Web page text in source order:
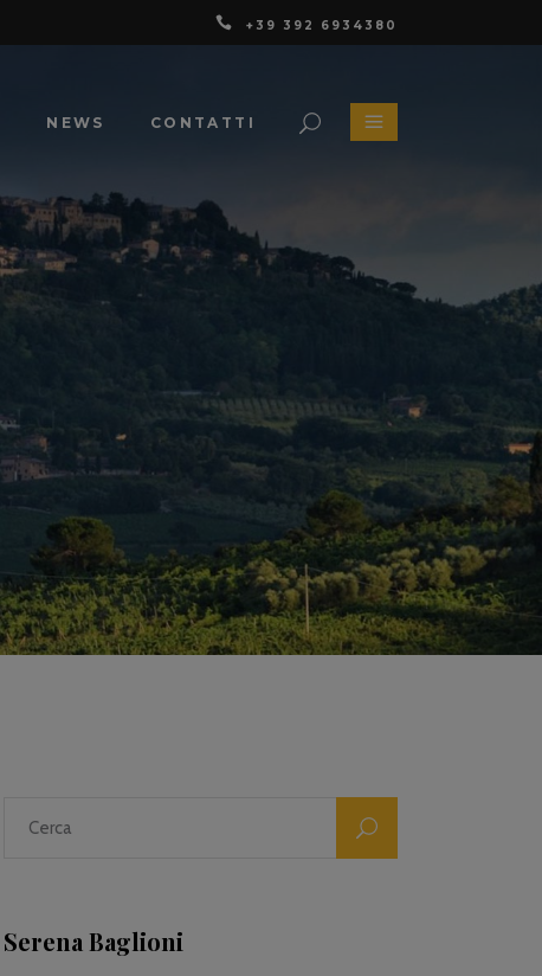
+39 392 6934380
NEWS CONTATTI
Serena Baglioni